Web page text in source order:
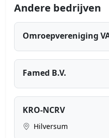
Andere bedrijven
Omroepvereniging
Famed B.V.
KRO-NCRV
Hilversum